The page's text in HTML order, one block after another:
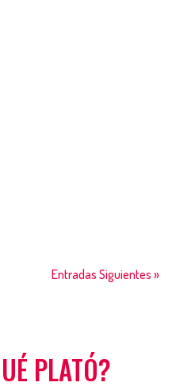
Entradas Siguientes »
PLATÓ?